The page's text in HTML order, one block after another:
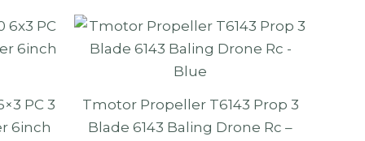
PC 3
6inch
Tmotor Propeller T6143 Prop 3
Blade 6143 Baling Drone Rc –